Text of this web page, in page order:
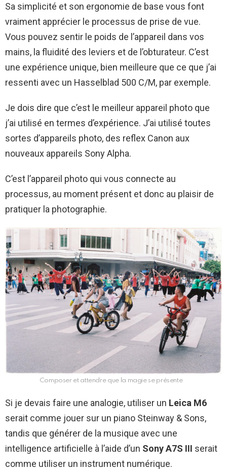
Sa simplicité et son ergonomie de base vous font
vraiment apprécier le processus de prise de vue.
Vous pouvez sentir le poids de l’appareil dans vos
mains, la fluidité des leviers et de l’obturateur. C’est
une expérience unique, bien meilleure que ce que j’ai
ressenti avec un Hasselblad 500 C/M, par exemple.
Je dois dire que c’est le meilleur appareil photo que
j’ai utilisé en termes d’expérience. J’ai utilisé toutes
sortes d’appareils photo, des reflex Canon aux
nouveaux appareils Sony Alpha.
C’est l’appareil photo qui vous connecte au
processus, au moment présent et donc au plaisir de
pratiquer la photographie.
Composer et attendre que la magie se présente
Si je devais faire une analogie, utiliser un Leica M6
serait comme jouer sur un piano Steinway & Sons,
tandis que générer de la musique avec une
intelligence artificielle à l’aide d’un Sony A7S III serait
comme utiliser un instrument numérique.